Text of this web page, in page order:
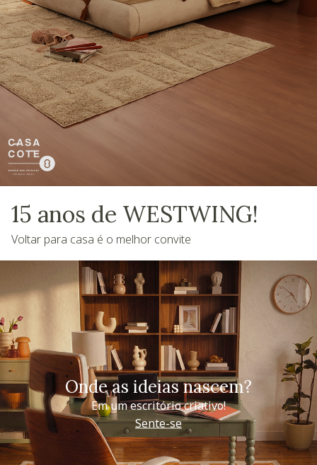
15 anos de WESTWING!
Voltar para casa é o melhor convite
Onde as ideias nascem?
Em um escritório criativo!
Sente-se